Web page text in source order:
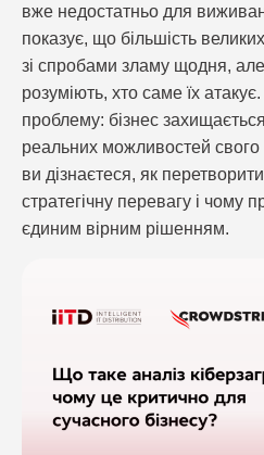
вже недостатньо для
показує, що більшість
зі спробами зламу щодня,
розуміють, хто саме їх
проблему: бізнес
реальних можливостей свого
ви дізнаєтеся, як
стратегічну перевагу і чому
єдиним вірним рішенням.